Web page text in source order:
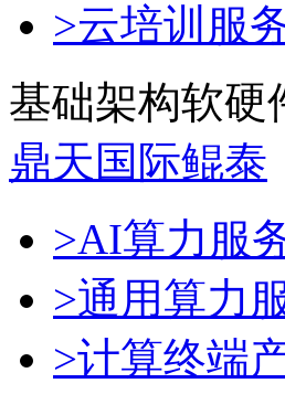
>云培训服
基础架构软硬
鼎天国际鲲泰
>AI算力服
>通用算力
>计算终端